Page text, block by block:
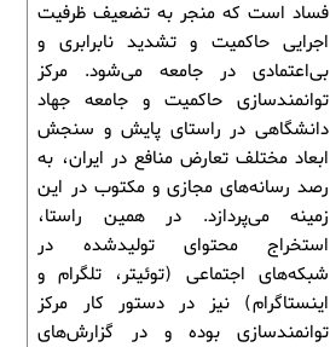
فساد است که منجر به تضعیف ظرفیت
اجرایی حاکمیت و تشدید نابرابری و
بی‌اعتمادی در جامعه می‌شود. مرکز
توانمندسازی حاکمیت و جامعه جهاد
دانشگاهی در راستای پایش و سنجش
ابعاد مختلف تعارض منافع در ایران، به
رصد رسانه‌های مجازی و مکتوب در این
زمینه می‌پردازد. در همین راستا،
استخراج محتوای تولیدشده در
شبکه‌های اجتماعی (توئیتر، تلگرام و
اینستاگرام) نیز در دستور کار مرکز
توانمندسازی بوده و در گزارش‌های